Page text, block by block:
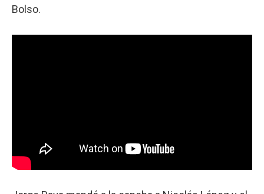
Bolso.